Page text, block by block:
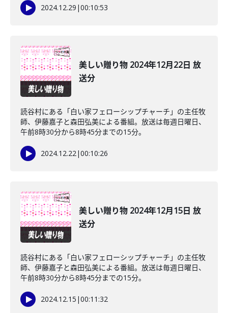
2024.12.29 |00:10:53
美しい贈り物 2024年12月22日 放
送分
読谷村にある「白い家フェローシップチャーチ」の主任牧
師、伊藤嘉子と森田弘美による番組。放送は毎週日曜日、
午前8時30分から8時45分までの15分。
2024.12.22|00:10:26
美しい贈り物 2024年12月15日 放
送分
読谷村にある「白い家フェローシップチャーチ」の主任牧
師、伊藤嘉子と森田弘美による番組。放送は毎週日曜日、
午前8時30分から8時45分までの15分。
2024.12.15 |00:11:32